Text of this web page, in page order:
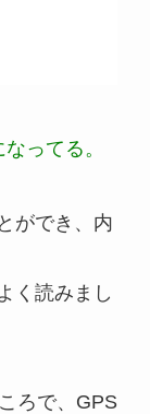
ってる。
ができ、内
く読みまし
ろで、GPS